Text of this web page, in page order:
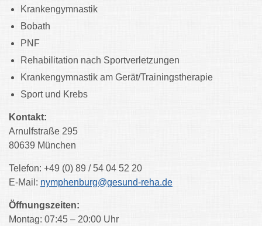
Krankengymnastik
Bobath
PNF
Rehabilitation nach Sportverletzungen
Krankengymnastik am Gerät/Trainingstherapie
Sport und Krebs
Kontakt:
Arnulfstraße 295
80639 München
Telefon: +49 (0) 89 / 54 04 52 20
E-Mail: nymphenburg@gesund-reha.de
Öffnungszeiten:
Montag: 07:45 – 20:00 Uhr